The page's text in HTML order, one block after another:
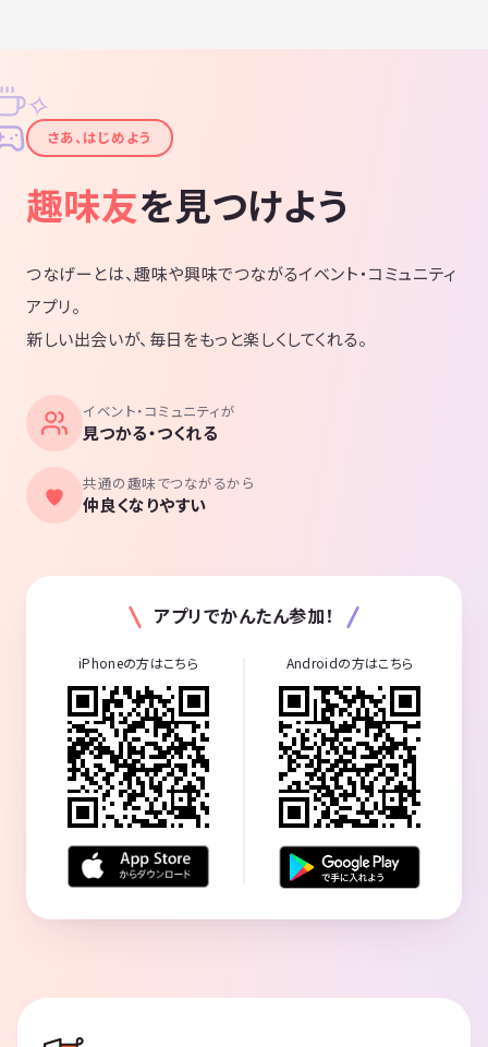
✦
✧
さあ、はじめよう
趣味友を見つけよう
つなげーとは、趣味や興味でつながるイベント・コミュニティ
アプリ。
新しい出会いが、毎日をもっと楽しくしてくれる。
イベント・コミュニティが
見つかる・つくれる
共通の趣味でつながるから
仲良くなりやすい
アプリでかんたん参加！
iPhoneの方はこちら Androidの方はこちら